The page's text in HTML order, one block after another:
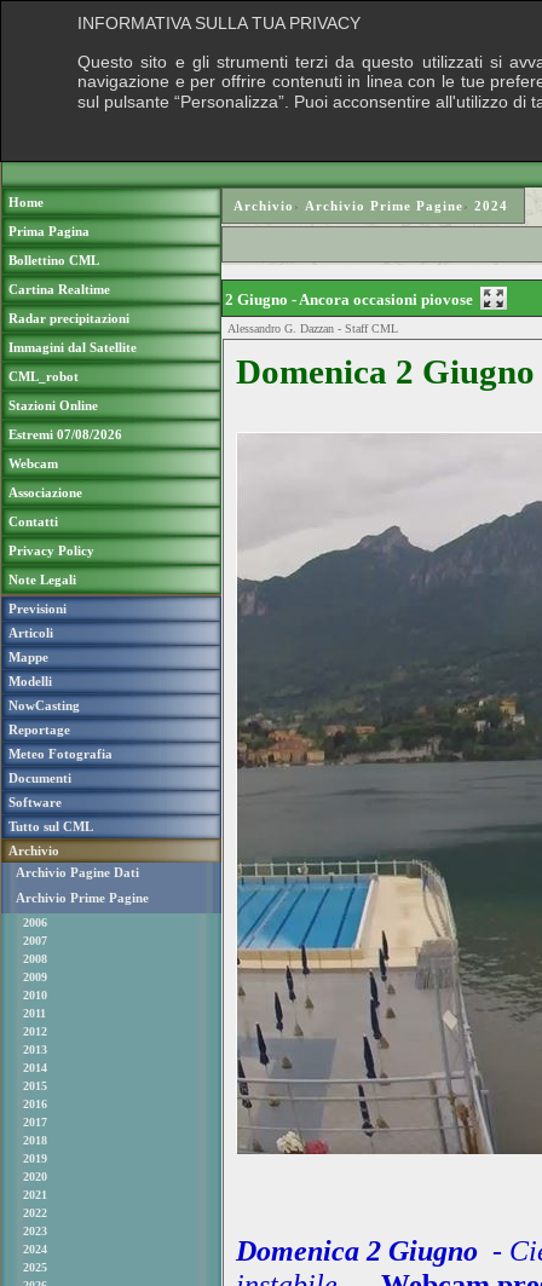
Home
Prima Pagina
Bollettino CML
Cartina Realtime
Radar precipitazioni
Immagini dal Satellite
CML_robot
Stazioni Online
Estremi 07/08/2026
Webcam
Associazione
Contatti
Privacy Policy
Note Legali
Previsioni
Articoli
Mappe
Modelli
NowCasting
Reportage
Meteo Fotografia
Documenti
Software
Tutto sul CML
Archivio
Archivio Pagine Dati
Archivio Prime Pagine
2006
2007
2008
2009
2010
2011
2012
2013
2014
2015
2016
2017
2018
2019
2020
2021
2022
2023
2024
2025
Archivio › Archivio Prime Pagine› 2024
2 Giugno - Ancora occasioni piovose
Alessandro G. Dazzan - Staff CML
Domenica 2
Domenica 2 Giugno -
INFORMATIVA SULLA TUA PRIVACY
Questo sito e gli strumenti terzi da questo utilizzati si
navigazione e per offrire contenuti in linea con le tue
sul pulsante “Personalizza”. Puoi acconsentire all'utilizzo